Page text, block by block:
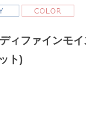
ィファインモ
ト)